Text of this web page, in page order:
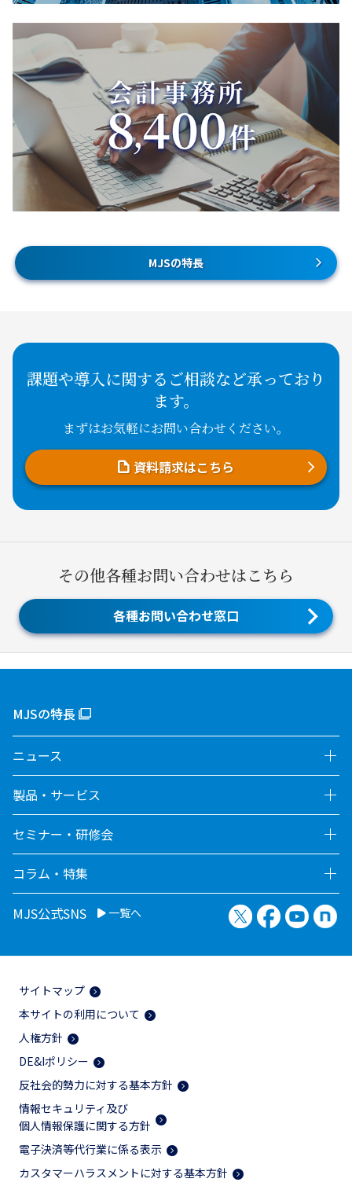
MJSの特長
課題や導入に関するご相談など承っており
ます。
まずはお気軽にお問い合わせください。
資料請求はこちら
その他各種お問い合わせはこちら
各種お問い合わせ窓口
MJSの特長
ニュース
製品・サービス
セミナー・研修会
コラム・特集
MJS公式SNS 一覧へ X（旧Twitter）
Facebook
サイトマップ
本サイトの利用について
人権方針
DE&Iポリシー
反社会的勢力に対する基本方針
情報セキュリティ及び
個人情報保護に関する方針
電子決済等代行業に係る表示
カスタマーハラスメントに対する基本方針